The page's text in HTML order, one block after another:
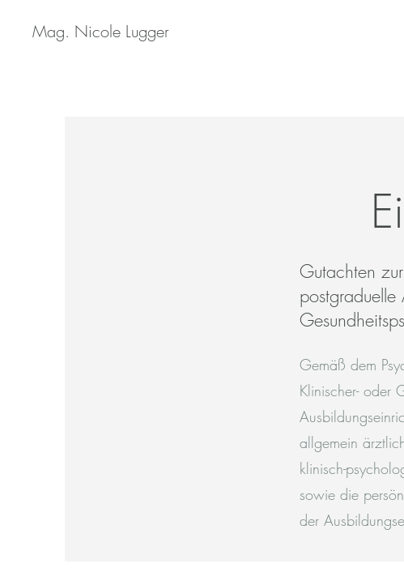
Mag. Nicole Lugger
Gutachten
Gemäß dem
Klinischer- oder
allgemein
klinisch-
sowie die
der